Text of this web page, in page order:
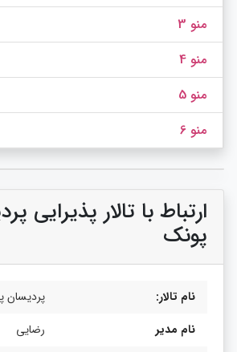
منو 3
منو 4
منو 5
منو 6
ارتباط با تالار پذیرایی
پونک
نام تالار:
پردیسان
نام مدیر
رضایی